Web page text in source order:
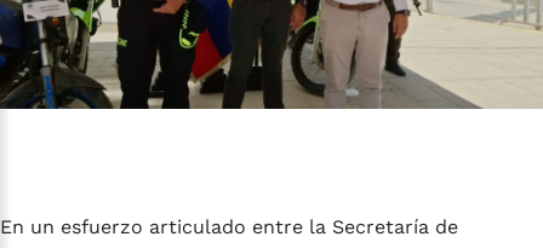
En un esfuerzo articulado entre la Secretaría de